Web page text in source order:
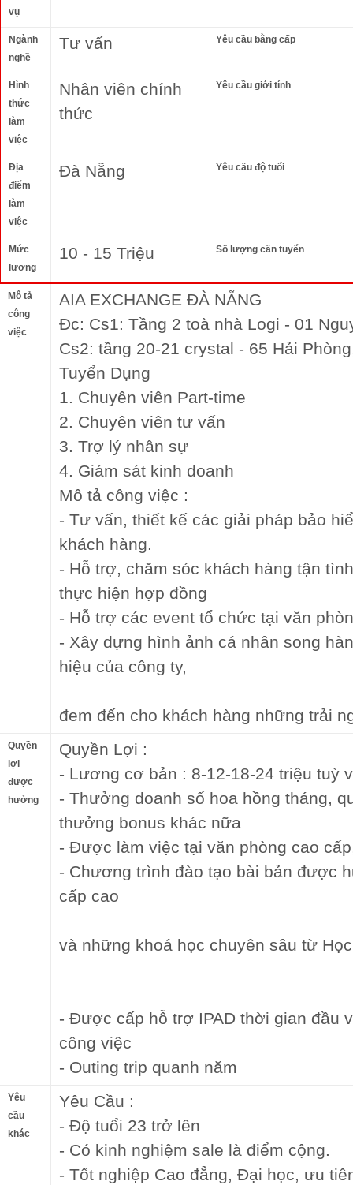
vụ
Ngành
nghề
Tư vấn Yêu cầu bằng cấp
Hình
thức
làm
việc
Nhân viên chính
thức
Yêu cầu giới tính
Địa
điểm
làm
việc
Đà Nẵng Yêu cầu độ tuổi
Mức
lương
10 - 15 Triệu Số lượng cần tuyển
Mô tả
công
việc
AIA EXCHANGE ĐÀ NẴNG
Đc: Cs1: Tầng 2 toà nhà Logi - 01
Cs2: tầng 20-21 crystal - 65 Hải
Tuyển Dụng
1. Chuyên viên Part-time
2. Chuyên viên tư vấn
3. Trợ lý nhân sự
4. Giám sát kinh doanh
Mô tả công việc :
- Tư vấn, thiết kế các giải pháp bảo
khách hàng.
- Hỗ trợ, chăm sóc khách hàng tận
thực hiện hợp đồng
- Hỗ trợ các event tổ chức tại văn
- Xây dựng hình ảnh cá nhân song
hiệu của công ty,
đem đến cho khách hàng những trải
Quyền
lợi
được
hưởng
Quyền Lợi :
- Lương cơ bản : 8-12-18-24 triệu tuỳ
- Thưởng doanh số hoa hồng tháng,
thưởng bonus khác nữa
- Được làm việc tại văn phòng cao
- Chương trình đào tạo bài bản được
cấp cao
và những khoá học chuyên sâu từ
- Được cấp hỗ trợ IPAD thời gian đầu
công việc
- Outing trip quanh năm
Yêu
cầu
khác
Yêu Cầu :
- Độ tuổi 23 trở lên
- Có kinh nghiệm sale là điểm cộng.
- Tốt nghiệp Cao đẳng, Đại học, ưu